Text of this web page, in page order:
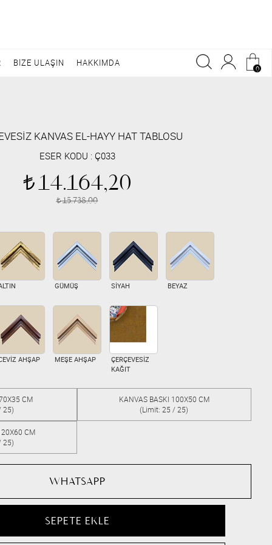
BİZE ULAŞIN HAKKIMDA
0
KANVAS EL-HAYY HAT TABLOSU
ESER KODU : Ç033
t14.164,20
t15.738,00
GÜMÜŞ SİYAH BEYAZ
AHŞAP MEŞE AHŞAP
ÇERÇEVESİZ
KAĞIT
CM
25)
KANVAS BASKI 100X50 CM
(Limit: 25 / 25)
CM
25)
WHATSAPP